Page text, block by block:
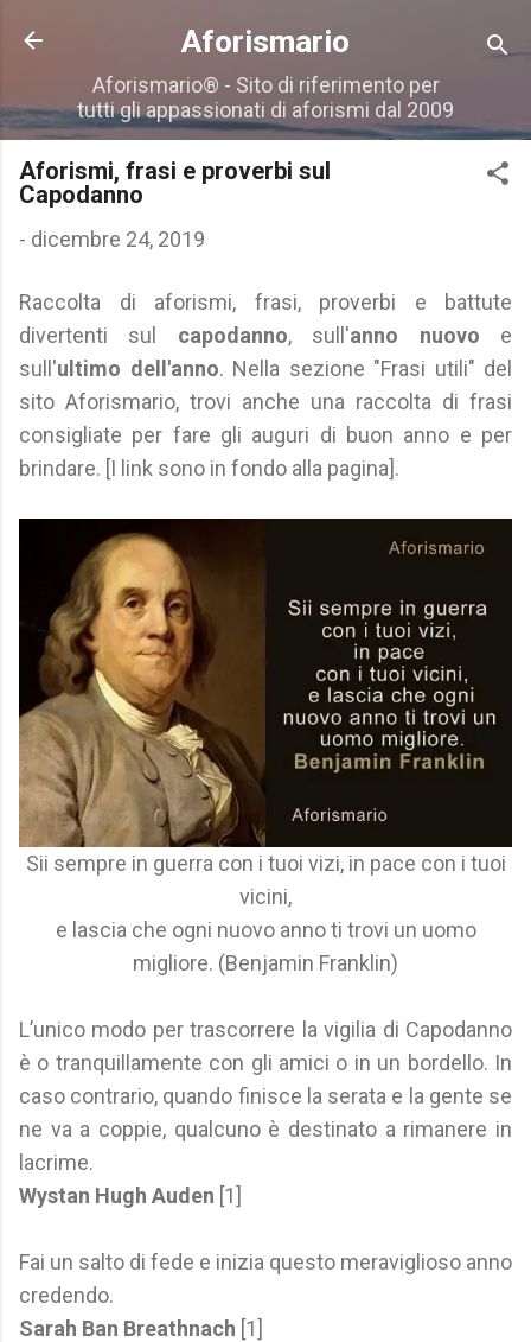
Passa ai contenuti principali
Aforismario
Aforismario® - Sito di riferimento per
tutti gli appassionati di aforismi dal 2009
Aforismi, frasi e proverbi sul
Capodanno
- dicembre 24, 2019
Raccolta di aforismi, frasi, proverbi e battute
divertenti sul capodanno, sull'anno nuovo e
sull'ultimo dell'anno. Nella sezione "Frasi utili" del
sito Aforismario, trovi anche una raccolta di frasi
consigliate per fare gli auguri di buon anno e per
brindare. [I link sono in fondo alla pagina].
Sii sempre in guerra con i tuoi vizi, in pace con i tuoi
vicini,
e lascia che ogni nuovo anno ti trovi un uomo
migliore. (Benjamin Franklin)
L’unico modo per trascorrere la vigilia di Capodanno
è o tranquillamente con gli amici o in un bordello. In
caso contrario, quando finisce la serata e la gente se
ne va a coppie, qualcuno è destinato a rimanere in
lacrime.
Wystan Hugh Auden [1]
Fai un salto di fede e inizia questo meraviglioso anno
credendo.
Sarah Ban Breathnach [1]